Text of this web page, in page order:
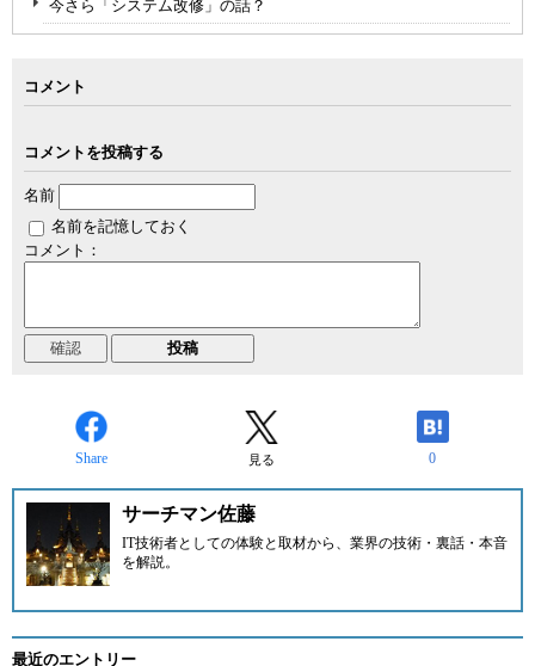
今さら「システム改修」の話？
コメント
コメントを投稿する
名前
名前を記憶しておく
コメント：
Share 見る 0
サーチマン佐藤
IT技術者としての体験と取材から、業界の技術・裏話・本音
を解説。
最近のエントリー